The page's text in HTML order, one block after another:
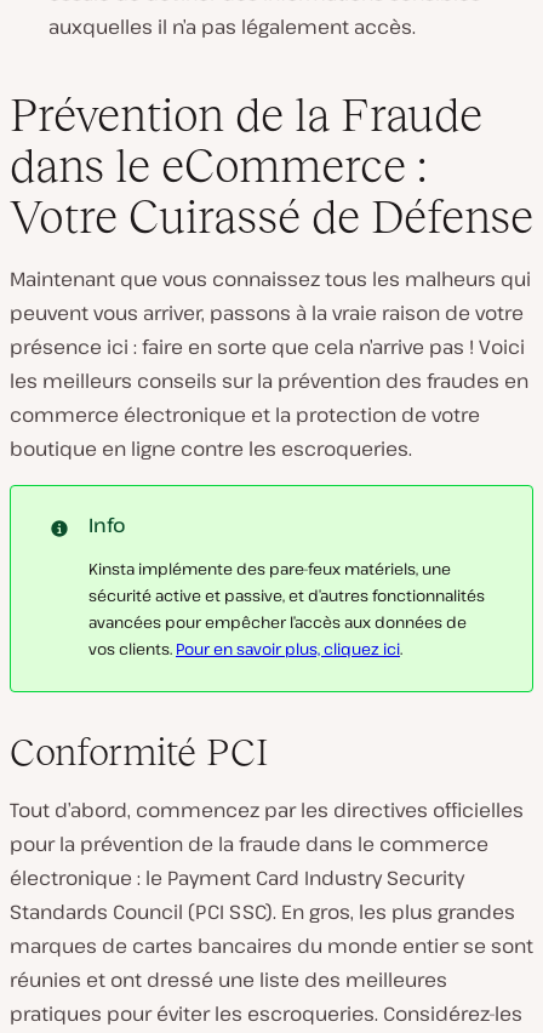
auxquelles il n’a pas légalement accès.
Prévention de la Fraude
dans le eCommerce :
Votre Cuirassé de Défense
Maintenant que vous connaissez tous les malheurs qui
peuvent vous arriver, passons à la vraie raison de votre
présence ici : faire en sorte que cela n’arrive pas ! Voici
les meilleurs conseils sur la prévention des fraudes en
commerce électronique et la protection de votre
boutique en ligne contre les escroqueries.
Info
Kinsta implémente des pare-feux matériels, une
sécurité active et passive, et d’autres fonctionnalités
avancées pour empêcher l’accès aux données de
vos clients. Pour en savoir plus, cliquez ici.
Conformité PCI
Tout d’abord, commencez par les directives officielles
pour la prévention de la fraude dans le commerce
électronique : le Payment Card Industry Security
Standards Council (PCI SSC). En gros, les plus grandes
marques de cartes bancaires du monde entier se sont
réunies et ont dressé une liste des meilleures
pratiques pour éviter les escroqueries. Considérez-les